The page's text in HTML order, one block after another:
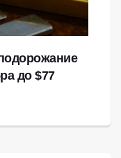
до $77